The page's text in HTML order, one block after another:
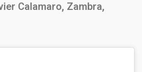
Calamaro, Zambra,